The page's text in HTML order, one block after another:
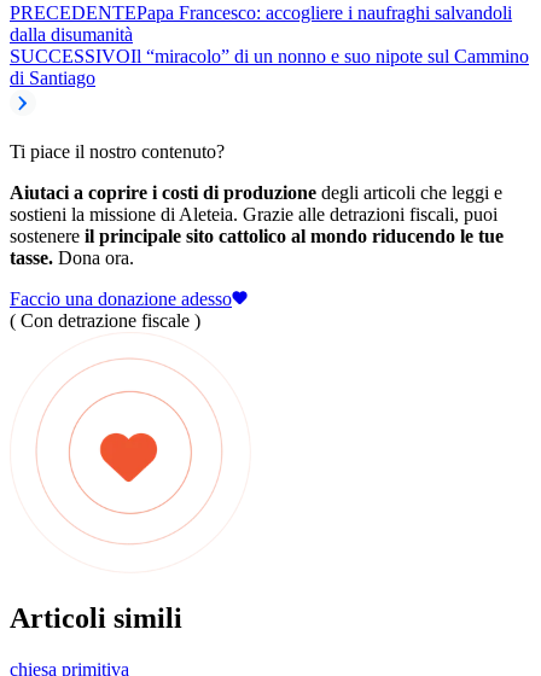
PRECEDENTEPapa Francesco: accogliere i naufraghi salvandoli
dalla disumanità
SUCCESSIVOIl “miracolo” di un nonno e suo nipote sul Cammino
di Santiago
Ti piace il nostro contenuto?
Aiutaci a coprire i costi di produzione degli articoli che leggi e
sostieni la missione di Aleteia. Grazie alle detrazioni fiscali, puoi
sostenere il principale sito cattolico al mondo riducendo le tue
tasse. Dona ora.
Faccio una donazione adesso
( Con detrazione fiscale )
Articoli simili
chiesa primitiva